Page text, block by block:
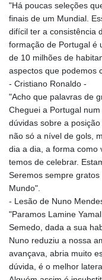
"Há poucas seleções
finais de um Mundial.
difícil ter a consistência
formação de Portugal é
de 10 milhões de
aspectos que podemos
- Cristiano Ronaldo -
"Acho que palavras de
Cheguei a Portugal
dúvidas sobre a
não só a nível de gols,
dia a dia, a forma como
temos de celebrar.
Seremos sempre
Mundo".
- Lesão de Nuno
"Paramos Lamine
Semedo, dada a sua
Nuno reduziu a nossa
avançava, abria muito
dúvida, é o melhor